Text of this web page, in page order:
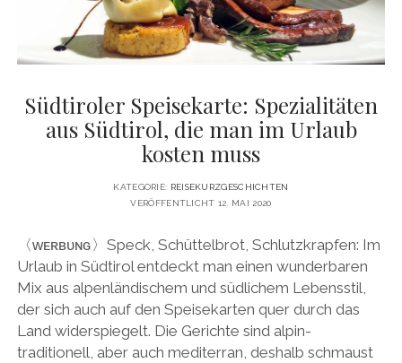
Südtiroler Speisekarte: Spezialitäten
aus Südtirol, die man im Urlaub
kosten muss
KATEGORIE: REISEKURZGESCHICHTEN
VERÖFFENTLICHT 12. MAI 2020
〈ᴡᴇʀʙᴜɴɢ〉Speck, Schüttelbrot, Schlutzkrapfen: Im
Urlaub in Südtirol entdeckt man einen wunderbaren
Mix aus alpenländischem und südlichem Lebensstil,
der sich auch auf den Speisekarten quer durch das
Land widerspiegelt. Die Gerichte sind alpin-
traditionell, aber auch mediterran, deshalb schmaust